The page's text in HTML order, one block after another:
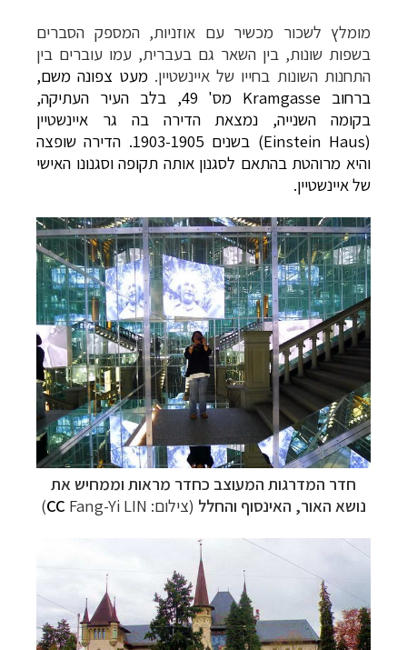
מומלץ לשכור מכשיר עם אוזניות, המספק הסברים
בשפות שונות, בין השאר גם בעברית, עמו עוברים בין
התחנות השונות בחייו של איינשטיין. מעט צפונה משם,
ברחוב Kramgasse מס' 49, בלב העיר העתיקה,
בקומה השנייה, נמצאת הדירה בה גר איינשטיין
(
Einstein Haus
) בשנים 1903-1905. הדירה שופצה
והיא מרוהטת בהתאם לסגנון אותה תקופה וסגנונו האישי
של איינשטיין.
חדר המדרגות המעוצב כחדר מראות וממחיש את
נושא האור, האינסוף והחלל (צילום: CC Fang-Yi LIN
)